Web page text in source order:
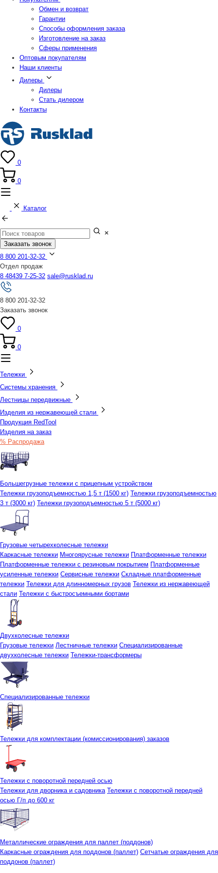
Обмен и возврат
Гарантии
Способы оформления заказа
Изготовление на заказ
Сферы применения
Оптовым покупателям
Наши клиенты
Дилеры
Дилеры
Стать дилером
Контакты
0
0
Каталог
Заказать звонок
8 800 201-32-32
Отдел продаж
8 48439 7-25-32 sale@rusklad.ru
8 800 201-32-32
Заказать звонок
0
0
Тележки
Системы хранения
Лестницы передвижные
Изделия из нержавеющей стали
Продукция RedTool
Изделия на заказ
% Распродажа
Большегрузные тележки с прицепным устройством
Тележки грузоподъемностью 1,5 т (1500 кг) Тележки грузоподъемностью
3 т (3000 кг) Тележки грузоподъемностью 5 т (5000 кг)
Грузовые четырехколесные тележки
Каркасные тележки Многоярусные тележки Платформенные тележки
Платформенные тележки с резиновым покрытием Платформенные
усиленные тележки Сервисные тележки Складные платформенные
тележки Тележки для длинномерных грузов Тележки из нержавеющей
стали Тележки с быстросъемными бортами
Двухколесные тележки
Грузовые тележки Лестничные тележки Специализированные
двухколесные тележки Тележки-трансформеры
Специализированные тележки
Тележки для комплектации (комиссионирования) заказов
Тележки с поворотной передней осью
Тележки для дворника и садовника Тележки с поворотной передней
осью Г/п до 600 кг
Металлические ограждения для паллет (поддонов)
Каркасные ограждения для поддонов (паллет) Сетчатые ограждения для
поддонов (паллет)